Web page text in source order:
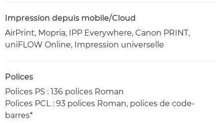
Impression depuis mobile/Cloud
AirPrint, Mopria, IPP Everywhere, Canon PRINT,
uniFLOW Online, Impression universelle
Polices
Polices PS : 136 polices Roman
Polices PCL : 93 polices Roman, polices de code-
barres*